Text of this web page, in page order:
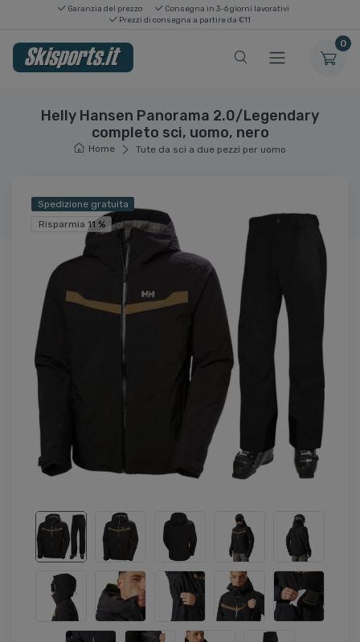
Garanzia del prezzo
Consegna in 3-6 giorni lavorativi
Prezzi di consegna a partire da €11
0
Helly Hansen Panorama 2.0/Legendary
completo sci, uomo, nero
Home Tute da sci a due pezzi per uomo
Spedizione gratuita
Risparmia 11 %